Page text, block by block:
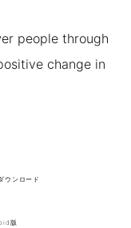
people through
change in
ウンロード
版